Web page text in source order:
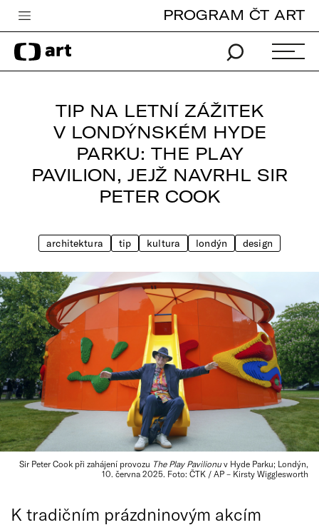
Česká televize
Zpravodajství
iVysílání
Pro děti
Vše o ČT
PROGRAM ČT ART
TIP NA LETNÍ ZÁŽITEK
V LONDÝNSKÉM HYDE
PARKU: THE PLAY
PAVILION, JEJŽ NAVRHL SIR
PETER COOK
architektura tip kultura londýn design
Sir Peter Cook při zahájení provozu The Play Pavilionuv Hyde Parku; Londýn,
10. června 2025. Foto: ČTK / AP – Kirsty Wigglesworth
K tradičním prázdninovým akcím